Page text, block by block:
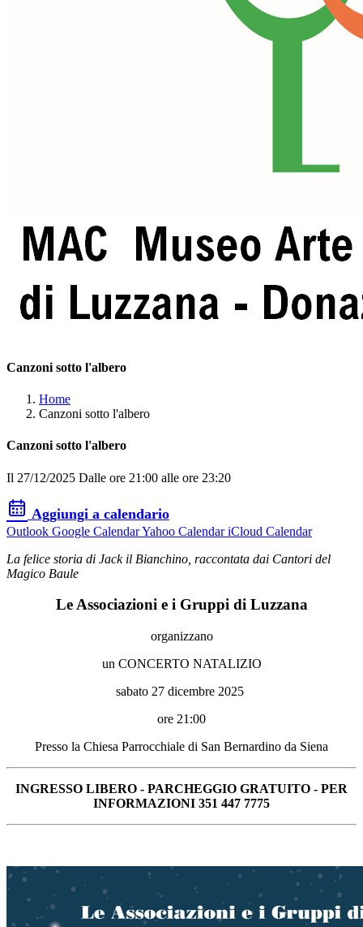
Canzoni sotto l'albero
Home
Canzoni sotto l'albero
Canzoni sotto l'albero
Il 27/12/2025 Dalle ore 21:00 alle ore 23:20
Aggiungi a calendario
Outlook Google CalendarYahoo CalendariCloud Calendar
La felice storia di Jack il Bianchino, raccontata dai Cantori del
Magico Baule
Le Associazioni e i Gruppi di Luzzana
organizzano
un CONCERTO NATALIZIO
sabato 27 dicembre 2025
ore 21:00
Presso la Chiesa Parrocchiale di San Bernardino da Siena
INGRESSO LIBERO - PARCHEGGIO GRATUITO - PER
INFORMAZIONI 351 447 7775